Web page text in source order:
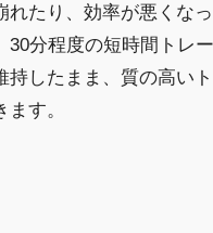
れたり、効率が悪くな
30分程度の短時間トレ
持したまま、質の高い
す。